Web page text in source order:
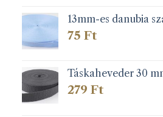
13mm-es danubia
75 Ft
Táskaheveder 30
279 Ft